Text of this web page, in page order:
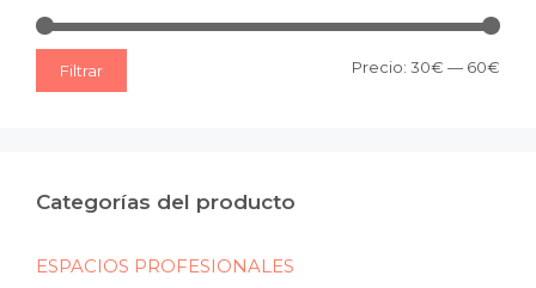
Filtrar Precio: 30€ — 60€
Categorías del producto
ESPACIOS PROFESIONALES